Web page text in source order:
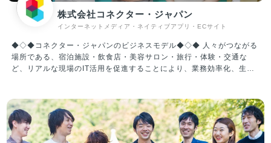
「NAVER WEBTOON」（韓国/NAVER WEBTOON Ltd.）、「LINE
WEBTOON」（東南アジア）など。各プラットフォームを合算した月
間利用者数（MAU）は8,200万、累計ダウンロード数は2億超、ひと
ります。
株式会社コネクター・ジャパン
インターネットメディア・ネイティブアプリ・ECサイト
◆◇◆コネクター・ジャパンのビジネスモデル◆◇◆ 人々がつながる
場所である、宿泊施設・飲食店・美容サロン・旅行・体験・交通な
ど、リアルな現場のIT活用を促進することにより、業務効率化、生産
ンです。 インターネット革命により、仕事のみならず生活そのものが
激変していますが、「人々が出会う場所」の価値は変わらず、さらに
重要性は高まっていると言えます。テクノロジーを取り入れ変化を受
け入れながらも、心が揺さぶられるリアルな現場をしっかりと残して